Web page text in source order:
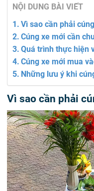
NỘI DUNG BÀI VIẾT
Vì sao cần phải
Cúng xe mới cần
Quá trình thực hiện
Cúng xe mới mua
Những lưu ý khi
Vì sao cần phải